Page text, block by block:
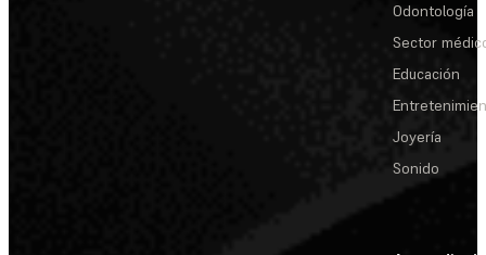
Odontología
Sector
Educación
Joyería
Sonido